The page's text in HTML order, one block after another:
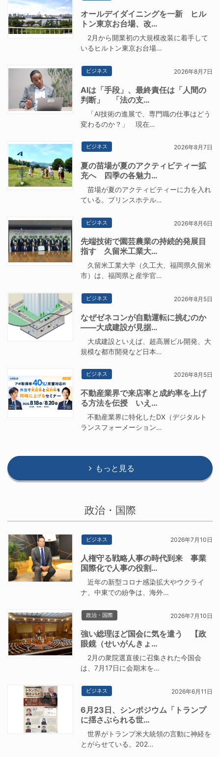
オールデイダイニングを一新 ヒル
トン東京お台場、改…
2月から開業初の大規模改装に着手して
いるヒルトン東京お台場…
ビジネス 2026年8月7日
AIは「手段」、最終責任は「人間の
判断」 「法の支…
「AI技術の進展で、専門職の仕事はどう
変わるのか？」 現在…
ビジネス 2026年8月7日
夏の苗場が夏のアクティビティー拡
充へ 四季の各魅力…
苗場が夏のアクティビティーに力を入れ
ている。プリンスホテル…
ビジネス 2026年8月6日
先端技術で園芸農業の持続的発展目
指す 久留米工業大…
久留米工業大学（久工大、福岡県久留米
市）は、福岡県と産学官…
ビジネス 2026年8月5日
なぜゼネコンが自動運転に挑むのか
――大成建設が見据…
大成建設といえば、超高層ビル開発、大
規模な都市開発など日本…
ビジネス 2026年8月5日
不動産業界で来店率と成約率を上げ
る方法を伝授 いえ…
不動産業界に特化したDX（デジタルト
ランスフォーメーション…
もっと見る
政治・国際
ビジネス 2026年7月10日
人権守る戦略人事の時代到来 事業
国際化で人事の役割…
近年の新型コロナ感染拡大やウクライ
ナ、中東での紛争は、海外…
政治・国際 2026年7月10日
強い総理ほど国会に気を遣う 【政
眼鏡（せいがんきょ…
2月の衆院選直後に召集された今国会
は、7月17日に会期末を…
ビジネス 2026年6月11日
6月23日、シンポジウム「トランプ
に揺さぶられる世…
世界がトランプ米大統領の言動に神経を
とがらせている。202…